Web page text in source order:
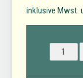
inklusive Mwst.